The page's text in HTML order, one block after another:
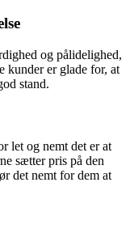
og pålidelighed,
kunder er glade for, at
stand.
let og nemt det er at
sætter pris på den
det nemt for dem at